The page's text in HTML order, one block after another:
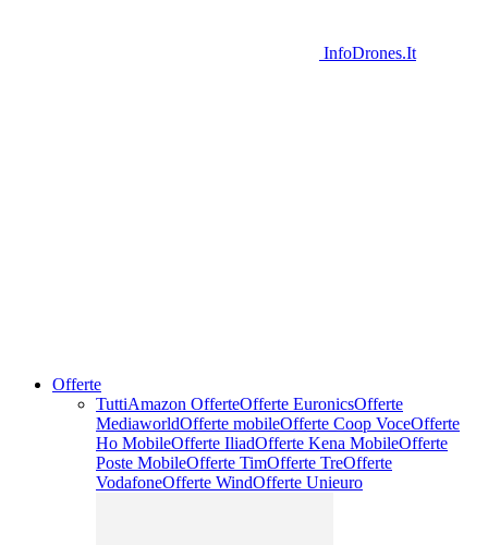
InfoDrones.It
Offerte
TuttiAmazon OfferteOfferte EuronicsOfferte
MediaworldOfferte mobileOfferte Coop VoceOfferte
Ho MobileOfferte IliadOfferte Kena MobileOfferte
Poste MobileOfferte TimOfferte TreOfferte
VodafoneOfferte WindOfferte Unieuro